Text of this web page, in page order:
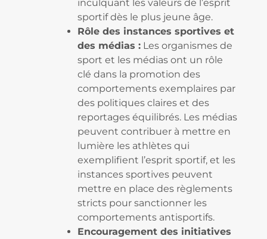
inculquant les valeurs de l’esprit
sportif dès le plus jeune âge.
Rôle des instances sportives et
des médias : Les organismes de
sport et les médias ont un rôle
clé dans la promotion des
comportements exemplaires par
des politiques claires et des
reportages équilibrés. Les médias
peuvent contribuer à mettre en
lumière les athlètes qui
exemplifient l’esprit sportif, et les
instances sportives peuvent
mettre en place des règlements
stricts pour sanctionner les
comportements antisportifs.
Encouragement des initiatives